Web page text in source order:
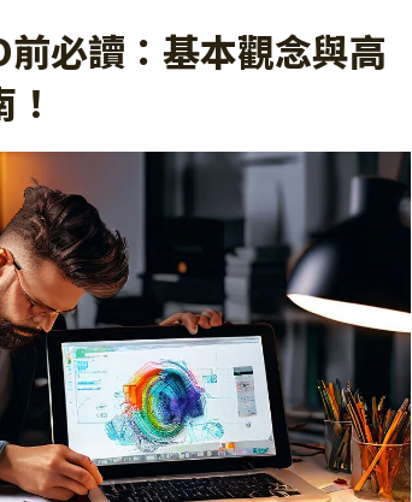
必讀：基本觀念與高